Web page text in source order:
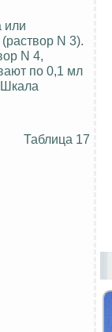
или
N 3).
N 4,
по 0,1 мл
Таблица 17